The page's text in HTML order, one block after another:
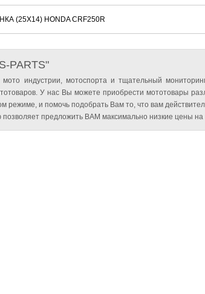
(25X14) HONDA CRF250R
PARTS"
индустрии, мотоспорта и тщательный
У нас Вы можете приобрести мототовары
режиме, и помочь подобрать Вам то, что вам
предложить ВАМ максимально низкие цены на